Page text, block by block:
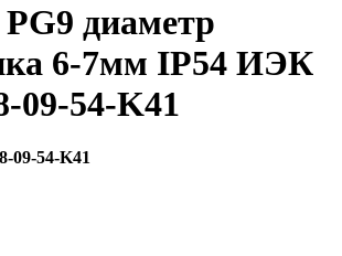
диаметр
6-7мм IP54 ИЭК
09-54-K41
09-54-K41